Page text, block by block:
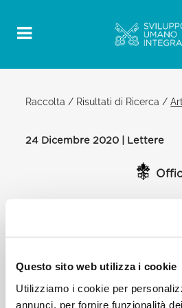
Questo sito web utilizza i cookie
Utilizziamo i cookie per
annunci, per fornire funzionalità
Raccolta / Risultati di Ricerca /
24 Dicembre 2020 | Lettere
FRANCESCO AI
DAL VATICANO
Grande è il mio dolore nel